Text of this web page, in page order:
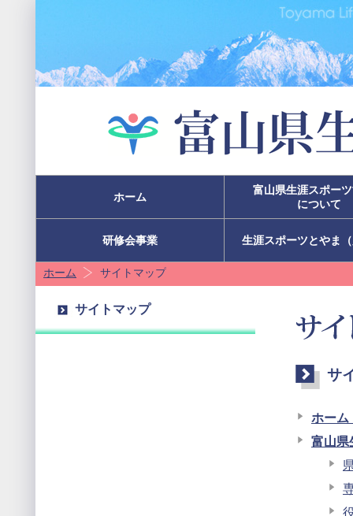
ホーム
富山県生涯スポー
について
研修会事業 生涯スポーツとやま
ホーム サイトマップ
サ
ホーム
富山県
サイトマップ